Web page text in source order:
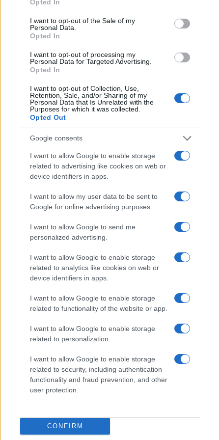
use your data for below specified purposes in below Google
consent section.
Opted In
I want to opt-out of the Sale of my
Personal Data.
Opted In
I want to opt-out of processing my
Personal Data for Targeted Advertising.
Opted In
I want to opt-out of Collection, Use,
Retention, Sale, and/or Sharing of my
Personal Data that Is Unrelated with the
Purposes for which it was collected.
Opted Out
Google consents
I want to allow Google to enable storage
related to advertising like cookies on web or
device identifiers in apps.
I want to allow my user data to be sent to
Google for online advertising purposes.
I want to allow Google to send me
personalized advertising.
I want to allow Google to enable storage
related to analytics like cookies on web or
device identifiers in apps.
I want to allow Google to enable storage
related to functionality of the website or app.
I want to allow Google to enable storage
related to personalization.
I want to allow Google to enable storage
related to security, including authentication
functionality and fraud prevention, and other
user protection.
CONFIRM
pozíciói jelentősen gyengülnek majd
Moszkvával szemben, és a nyugati államok
számára sem lesz fontos szankciókkal,
fegyverszállításokkal és más módon segíteni
a súlyos helyzetben lévő országot.
Ehhez jön hozzá, hogy a nemrég
megválasztott ukrán elnök, Volodimir
Zelenszkij elszenvedte első nagy vereségét a
nemzetközi színtéren azzal, hogy az Európa
Tanács Parlamenti Közgyűlése visszafogadta
a soraiba az oroszokat.
Minden jel arra utal, hogy Zelenszkij nem
rendelkezik túl erős érdekérvényesítő
képességgel a nyugati fővárosokban.
Oroszország pedig ugrásra készen várja, hogy
„visszaterelje” a NATO- és uniós tagságról
álmodozó Ukrajnát a saját érdekszférájába.
Jacek Czaputowicz lengyel külügyminiszter
nem minden alap nélkül jegyezte meg, hogy
az NS2 projekt „ki fogja végezni Ukrajnát”.
orosz állami bevételeket, amelyekből
Moszkva újabb külföldi „kalandokat”